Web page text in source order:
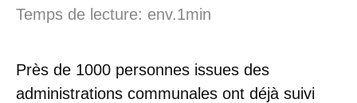
Temps de lecture: env.1min
Près de 1000 personnes issues des
administrations communales ont déjà suivi